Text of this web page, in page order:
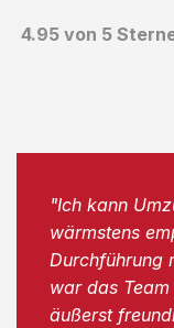
4.95 von 5
"Ich kann
wärmstens
Durchführung
war das
äußerst